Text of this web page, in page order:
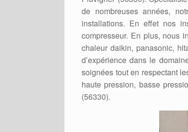
de nombreuses années,
installations. En effet nos
compresseur. En plus, nous
chaleur daikin, panasonic,
d’expérience dans le
soignées tout en respectant
haute pression, basse
(56330).